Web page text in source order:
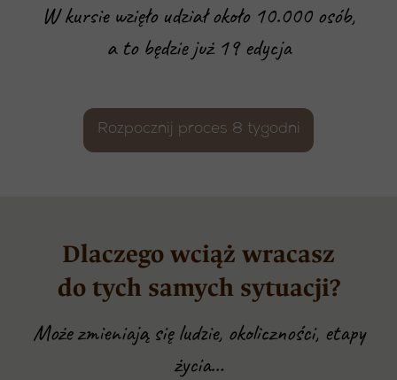
Dlaczego wciąż wracasz
do tych samych sytuacji?
Może zmieniają się ludzie, okoliczności, etapy
życia…
W kursie wzięło udział około 10.000 osób,
a to będzie już 19 edycja
Rozpocznij proces 8 tygodni